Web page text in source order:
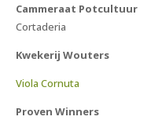
Cammeraat Potcultuur
Cortaderia
Kwekerij Wouters
Viola Cornuta
Proven Winners